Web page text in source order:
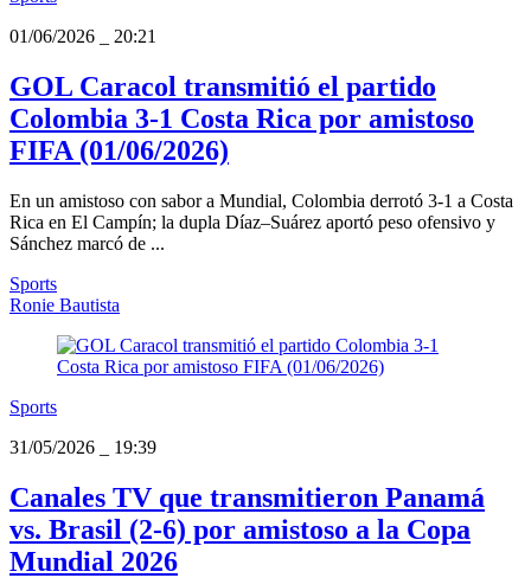
01/06/2026
20:21
GOL Caracol transmitió el partido
Colombia 3-1 Costa Rica por amistoso
FIFA (01/06/2026)
En un amistoso con sabor a Mundial, Colombia derrotó 3-1 a Costa
Rica en El Campín; la dupla Díaz–Suárez aportó peso ofensivo y
Sánchez marcó de ...
Sports
Ronie Bautista
Sports
31/05/2026
19:39
Canales TV que transmitieron Panamá
vs. Brasil (2-6) por amistoso a la Copa
Mundial 2026